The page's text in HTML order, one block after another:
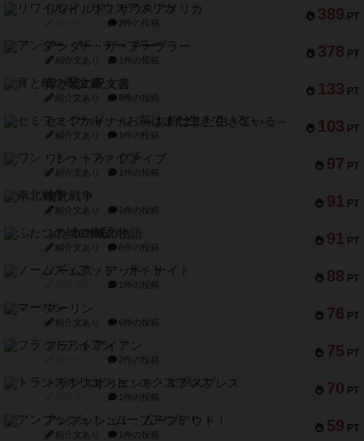
389 PT
リワイルド：サウスアメリカ
2件の投稿
378 PT
アンダー・ザ・テーブラー
紹介文あり 1件の投稿
133 PT
宵と暁の呪文書
紹介文あり 8件の投稿
103 PT
セミファイナル ～お前はまだ生きている～
紹介文あり 1件の投稿
97 PT
ワン・トゥ・ファイブ
紹介文あり 1件の投稿
91 PT
南北戦争
紹介文あり 1件の投稿
91 PT
ふたつの城の物語
紹介文あり 6件の投稿
88 PT
ノームズ・アット・ナイト
1件の投稿
76 PT
マーリン
紹介文あり 6件の投稿
75 PT
フラットアイアン
2件の投稿
70 PT
トランスオリエント・エクスプレス
1件の投稿
59 PT
アンブッシュ！：ムーブアウト！
紹介文あり 1件の投稿